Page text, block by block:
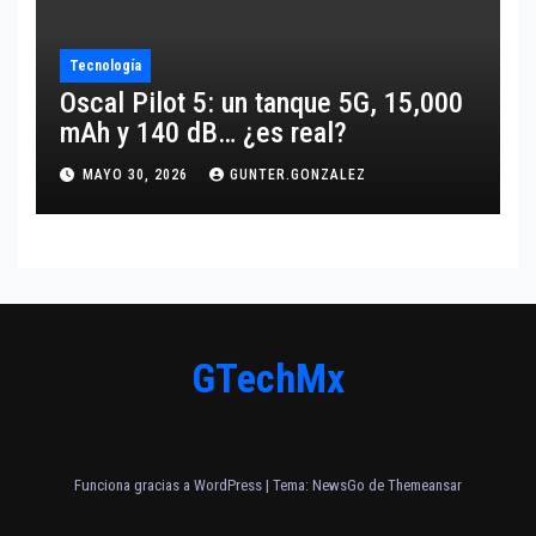
Tecnología
Oscal Pilot 5: un tanque 5G, 15,000
mAh y 140 dB… ¿es real?
MAYO 30, 2026 GUNTER.GONZALEZ
GTechMx
Funciona gracias a WordPress | Tema: NewsGo de Themeansar